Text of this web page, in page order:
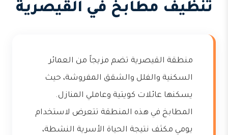
تنظيف مطابخ في القيصرية
منطقة القيصرية تضم مزيجاً من العمائر
السكنية والفلل والشقق المفروشة، حيث
يسكنها عائلات كويتية وعاملي المنازل.
المطابخ في هذه المنطقة تتعرض لاستخدام
يومي مكثف نتيجة الحياة الأسرية النشطة،